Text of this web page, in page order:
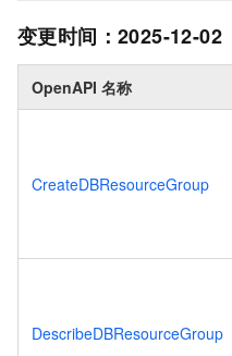
变更时间： 2025-12-02
OpenAPI 名称
CreateDBResourceGroup
DescribeDBResourceGroup